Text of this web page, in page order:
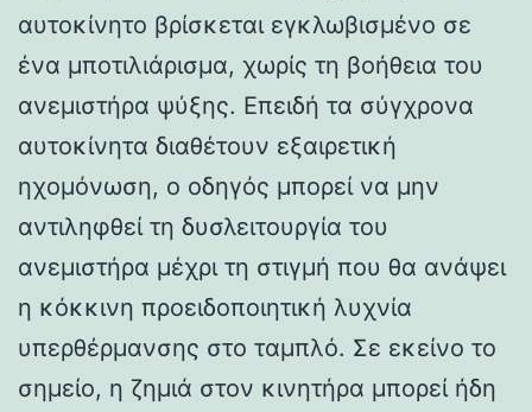
αυτοκίνητο βρίσκεται εγκλωβισμένο σε
ένα μποτιλιάρισμα, χωρίς τη βοήθεια του
ανεμιστήρα ψύξης. Επειδή τα σύγχρονα
αυτοκίνητα διαθέτουν εξαιρετική
ηχομόνωση, ο οδηγός μπορεί να μην
αντιληφθεί τη δυσλειτουργία του
ανεμιστήρα μέχρι τη στιγμή που θα ανάψει
η κόκκινη προειδοποιητική λυχνία
υπερθέρμανσης στο ταμπλό. Σε εκείνο το
σημείο, η ζημιά στον κινητήρα μπορεί ήδη